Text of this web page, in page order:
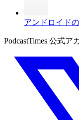
アンドロイド
PodcastTimes 公式ア